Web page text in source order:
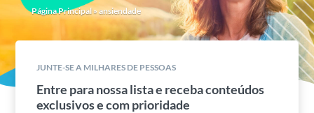
Página Principal» ansiendade
JUNTE-SE A MILHARES DE PESSOAS
Entre para nossa lista e receba conteúdos
exclusivos e com prioridade